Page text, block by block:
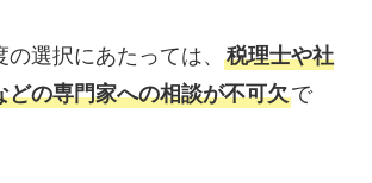
選択にあたっては、 税理士や社
どの専門家への相談が不可欠で